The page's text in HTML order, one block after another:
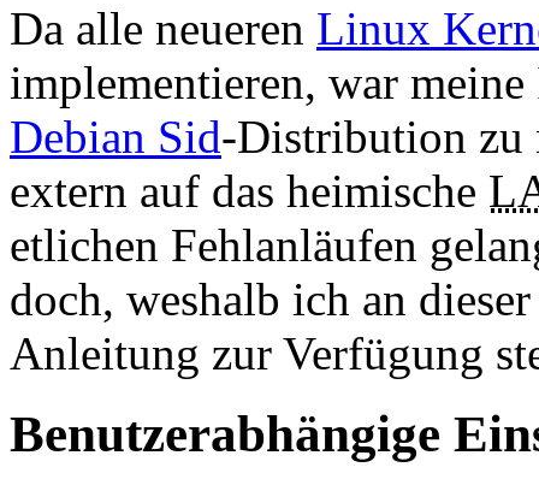
Da alle neueren Linux
implementieren, war
Debian Sid-Distribution zu
extern auf das heimische
etlichen Fehlanläufen
doch, weshalb ich an
Anleitung zur Verfügung
Benutzerabhängige